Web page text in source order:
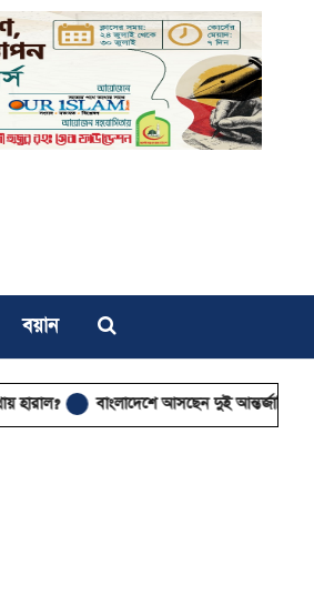
বয়ান
বাংলাদেশে আসছেন দুই আন্তর্জাতিক ইসলামিক বক্তা